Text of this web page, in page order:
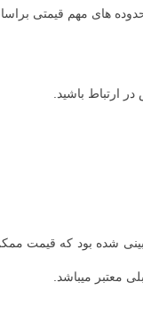
های مهم قیمتی
ارتباط باشید.